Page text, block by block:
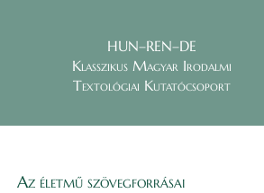
HUN–REN–DE
Klasszikus Magyar Irodalmi
Textológiai Kutatócsoport
Az életmű szövegforrásai